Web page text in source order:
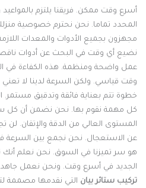
وقت ممكن. فريقنا يلتزم بالمواعيد
تماما. نحن نحترم خصوصية منزلك
بجميع الأدوات والمعدات اللازمة
أي وقت في البحث عن أدوات ناقصة.
واضحة ومنظمة. هذه الكفاءة في العمل
قياسي. ولكن السرعة لدينا لا تعني
تتم بعناية فائقة وتدقيق مستمر.
مهمة نقوم بها. نحن نضمن أن كل
العالي من الدقة والإتقان. لن تجد
الاستعجال. نحن نجمع بين السرعة في
سر تميزنا في السوق. نحن نعلم أنك
في أسرع وقت. ونحن نعمل جاهدين
ستائر بيانالتي نقدمها مصممة